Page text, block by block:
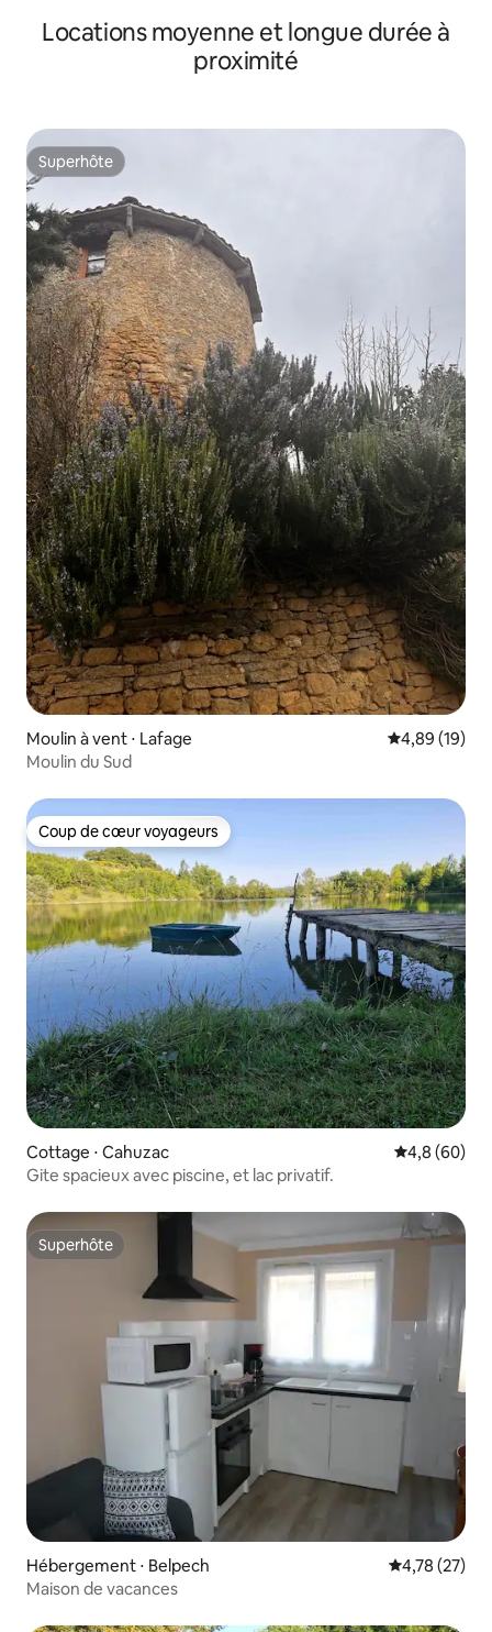
Locations moyenne et longue durée à
proximité
Superhôte
Superhôte
Moulin à vent ⋅ Lafage Évaluation
4,89 (19)
Moulin du Sud
Coup de cœur voyageurs
Coup de cœur voyageurs
Cottage ⋅ Cahuzac Évaluation
4,8 (60)
Gite spacieux avec piscine, et lac privatif.
Superhôte
Superhôte
Hébergement ⋅ Belpech Évaluation
4,78 (27)
Maison de vacances